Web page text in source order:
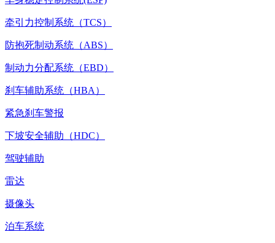
牵引力控制系统（TCS）
防抱死制动系统（ABS）
制动力分配系统（EBD）
刹车辅助系统（HBA）
紧急刹车警报
下坡安全辅助（HDC）
驾驶辅助
雷达
摄像头
泊车系统